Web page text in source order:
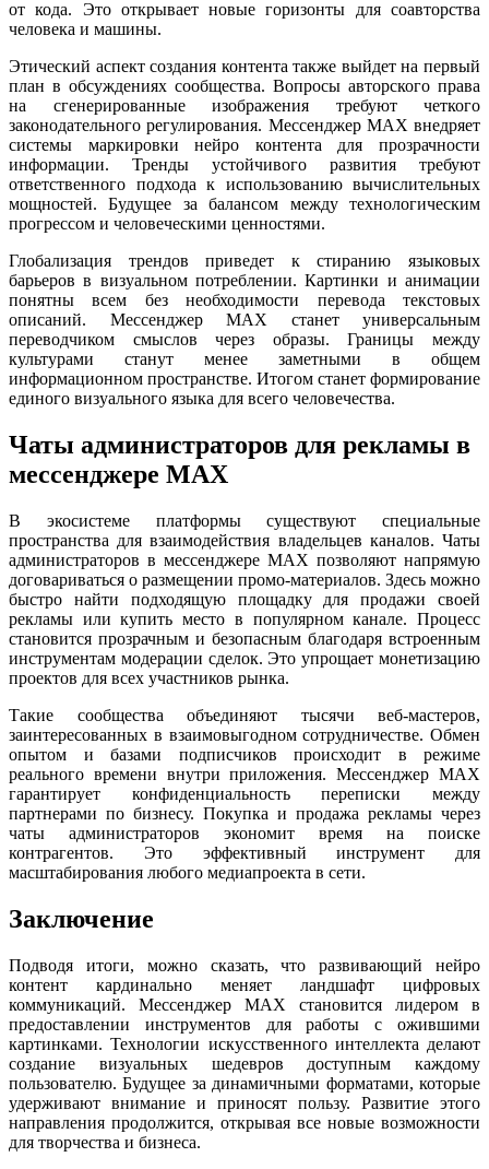
от кода. Это открывает новые горизонты для соавторства
человека и машины.
Этический аспект создания контента также выйдет на первый
план в обсуждениях сообщества. Вопросы авторского права
на сгенерированные изображения требуют четкого
законодательного регулирования. Мессенджер MAX внедряет
системы маркировки нейро контента для прозрачности
информации. Тренды устойчивого развития требуют
ответственного подхода к использованию вычислительных
мощностей. Будущее за балансом между технологическим
прогрессом и человеческими ценностями.
Глобализация трендов приведет к стиранию языковых
барьеров в визуальном потреблении. Картинки и анимации
понятны всем без необходимости перевода текстовых
описаний. Мессенджер MAX станет универсальным
переводчиком смыслов через образы. Границы между
культурами станут менее заметными в общем
информационном пространстве. Итогом станет формирование
единого визуального языка для всего человечества.
Чаты администраторов для рекламы в
мессенджере MAX
В экосистеме платформы существуют специальные
пространства для взаимодействия владельцев каналов. Чаты
администраторов в мессенджере MAX позволяют напрямую
договариваться о размещении промо-материалов. Здесь можно
быстро найти подходящую площадку для продажи своей
рекламы или купить место в популярном канале. Процесс
становится прозрачным и безопасным благодаря встроенным
инструментам модерации сделок. Это упрощает монетизацию
проектов для всех участников рынка.
Такие сообщества объединяют тысячи веб-мастеров,
заинтересованных в взаимовыгодном сотрудничестве. Обмен
опытом и базами подписчиков происходит в режиме
реального времени внутри приложения. Мессенджер MAX
гарантирует конфиденциальность переписки между
партнерами по бизнесу. Покупка и продажа рекламы через
чаты администраторов экономит время на поиске
контрагентов. Это эффективный инструмент для
масштабирования любого медиапроекта в сети.
Заключение
Подводя итоги, можно сказать, что развивающий нейро
контент кардинально меняет ландшафт цифровых
коммуникаций. Мессенджер MAX становится лидером в
предоставлении инструментов для работы с ожившими
картинками. Технологии искусственного интеллекта делают
создание визуальных шедевров доступным каждому
пользователю. Будущее за динамичными форматами, которые
удерживают внимание и приносят пользу. Развитие этого
направления продолжится, открывая все новые возможности
для творчества и бизнеса.